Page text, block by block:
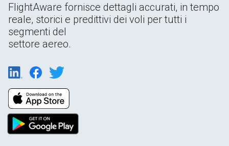
FlightAware fornisce dettagli accurati, in tempo
reale, storici e predittivi dei voli per tutti i
segmenti del
settore aereo.